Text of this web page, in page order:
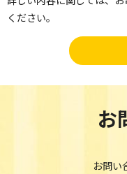
ください。
お
お問い